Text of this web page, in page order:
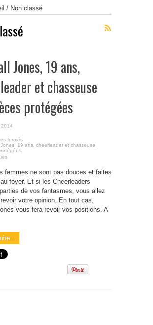
/ Non classé
Jones, 19 ans,
et chasseuse
protégées
2014
fermés
19 ans, cheerleader et chasseuse
femmes ne sont pas douces et faites
foyer. Et si les Cheerleaders
de vos fantasmes, vous allez
votre opinion. En tout cas,
vous fera revoir vos positions. A